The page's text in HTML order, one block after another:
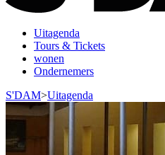
Uitagenda
Tours & Tickets
wonen
Ondernemers
S'DAM>Uitagenda